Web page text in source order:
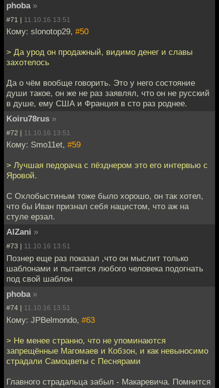
phoba »
#71 | 11.10.16 13:51
Кому: slonotop29, #50
> Да урод он продажный, видимо денег и славы
захотелось
Да о чём вообще говорить. Это у него состояние
души такое, он же не раз заявлял, что он не русский
в душе, ему США и Франция в сто раз роднее.
Koiru78rus »
#72 | 11.10.16 13:51
Кому: Smo11et, #59
> Лучшая педорача с пёзднером это его интервью с
Яровой.
С Охлобыстиным тоже было хорошо, он так хотел,
что бы Иван признал себя нацистом, что аж на
стуле ерзал.
AlZani »
#73 | 11.10.16 13:51
Познер еще раз показал ,что он мыслит только
шаблонами и пытается любого человека подогнать
под свой шаблон
phoba »
#74 | 11.10.16 13:51
Кому: JPBelmondo, #63
> Не менее странно, что не упоминаются
запрещённые Магомаев и Кобзон, и как невыносимо
страдали Самоцветы с Песнярами
Главного страдальца забыл - Макаревича. Помнится